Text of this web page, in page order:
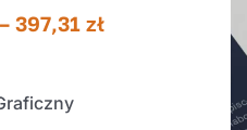
– 397,31 złZakres